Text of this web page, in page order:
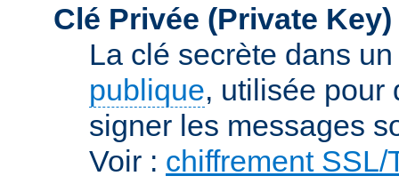
Clé Privée (Private Key)
La clé secrète dans
publique, utilisée pour
signer les messages
Voir : chiffrement SSL/